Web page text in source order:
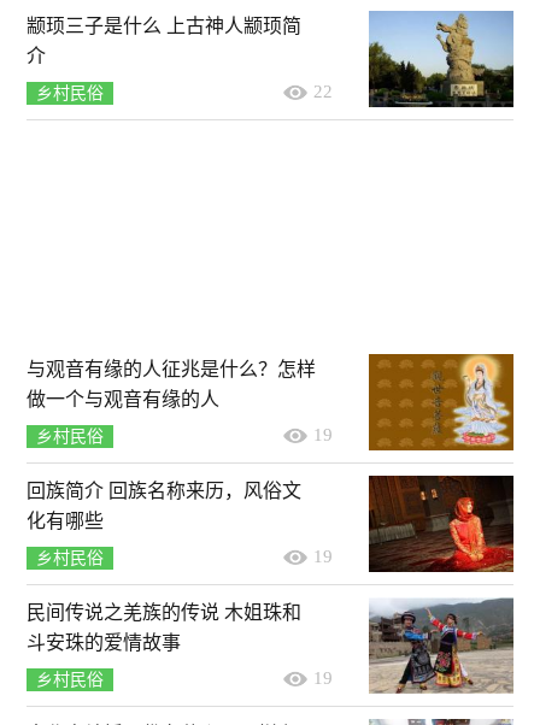
颛顼三子是什么 上古神人颛顼简
介
乡村民俗 22
与观音有缘的人征兆是什么？怎样
做一个与观音有缘的人
乡村民俗 19
回族简介 回族名称来历，风俗文
化有哪些
乡村民俗 19
民间传说之羌族的传说 木姐珠和
斗安珠的爱情故事
乡村民俗 19